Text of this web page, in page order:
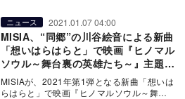
ニュース 2021.01.07 04:00
MISIA、“同郷”の川谷絵音による新曲
「想いはらはらと」で映画『ヒノマル
ソウル～舞台裏の英雄たち～』主題歌
担当
MISIAが、2021年第1弾となる新曲「想いは
らはらと」で映画『ヒノマルソウル～舞台